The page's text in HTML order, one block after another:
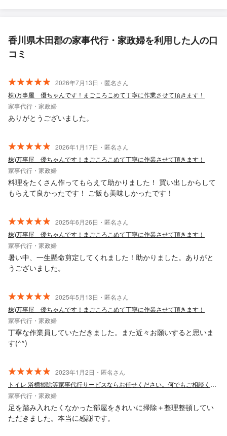
香川県木田郡の家事代行・家政婦を利用した人の口
コミ
2026年7月13日・匿名さん
株)万事屋 優ちゃんです！まごころこめて丁寧に作業させて頂きます！
家事代行・家政婦
ありがとうございました。
2026年1月17日・匿名さん
株)万事屋 優ちゃんです！まごころこめて丁寧に作業させて頂きます！
家事代行・家政婦
料理をたくさん作ってもらえて助かりました！ 買い出しからして
もらえて良かったです！ ご飯も美味しかったです！
2025年6月26日・匿名さん
株)万事屋 優ちゃんです！まごころこめて丁寧に作業させて頂きます！
家事代行・家政婦
暑い中、一生懸命剪定してくれました！助かりました。ありがと
うございました。
2025年5月13日・匿名さん
株)万事屋 優ちゃんです！まごころこめて丁寧に作業させて頂きます！
家事代行・家政婦
丁寧な作業員していただきました。また近々お願いすると思いま
す(^^)
2023年1月2日・匿名さん
トイレ 浴槽掃除等家事代行サービスならお任せください。何でもご相談ください。
家事代行・家政婦
足を踏み入れたくなかった部屋をきれいに掃除＋整理整頓してい
ただきました。本当に感謝です。